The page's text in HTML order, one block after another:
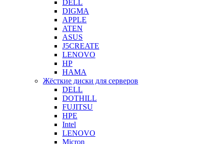
DELL
DIGMA
APPLE
ATEN
ASUS
J5CREATE
LENOVO
HP
HAMA
Жёсткие диски для серверов
DELL
DOTHILL
FUJITSU
HPE
Intel
LENOVO
Micron